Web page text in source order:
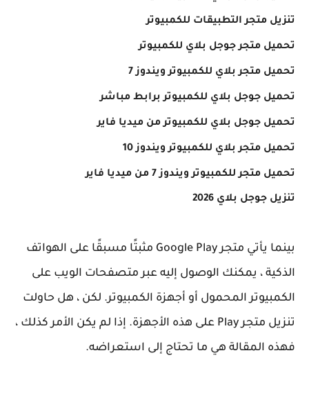
تنزيل متجر التطبيقات للكمبيوتر
تحميل متجر جوجل بلاي للكمبيوتر
تحميل متجر بلاي للكمبيوتر ويندوز 7
تحميل جوجل بلاي للكمبيوتر برابط مباشر
تحميل جوجل بلاي للكمبيوتر من ميديا فاير
تحميل متجر بلاي للكمبيوتر ويندوز 10
تحميل متجر للكمبيوتر ويندوز 7 من ميديا فاير
تنزيل جوجل بلاي 2026
بينما يأتي متجر Google Play مثبتًا مسبقًا على الهواتف
الذكية ، يمكنك الوصول إليه عبر متصفحات الويب على
الكمبيوتر المحمول أو أجهزة الكمبيوتر. لكن ، هل حاولت
تنزيل متجر Play على هذه الأجهزة. إذا لم يكن الأمر كذلك ،
فهذه المقالة هي ما تحتاج إلى استعراضه.